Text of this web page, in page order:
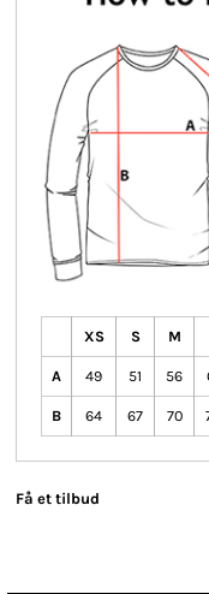
XS S M
A 49 51 56
B 64 67 70
Få et tilbud